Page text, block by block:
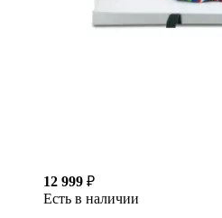
12 999 ₽
Есть в наличии